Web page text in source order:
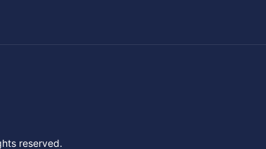
reserved.